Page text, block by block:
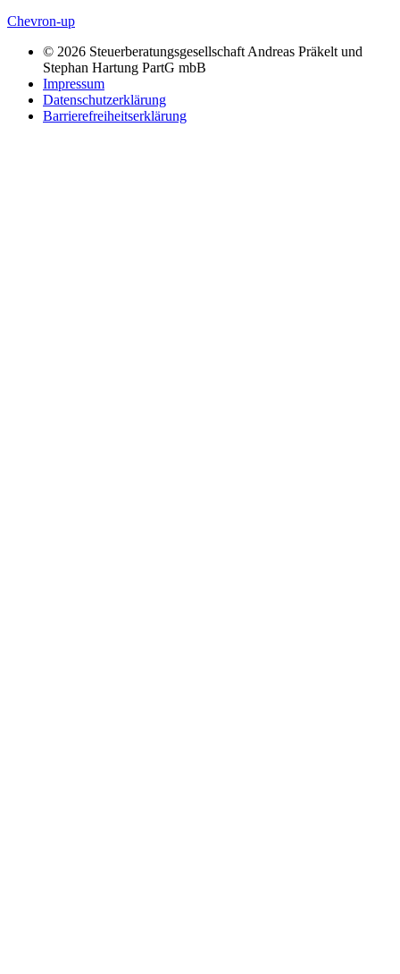
Chevron-up
© 2026 Steuerberatungsgesellschaft Andreas Präkelt und
Stephan Hartung PartG mbB
Impressum
Datenschutzerklärung
Barrierefreiheitserklärung